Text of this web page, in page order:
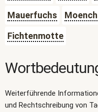
Mauerfuchs
Fichtenmotte
Weiterführende
und Rechtschreibung von